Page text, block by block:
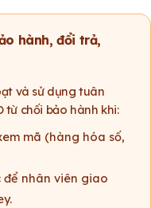
hành, đổi trả,
và sử dụng tuân
từ chối bảo hành khi:
mã (hàng hóa số,
để nhân viên giao